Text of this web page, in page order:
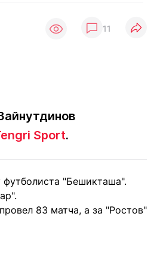
Путевые
Учебные
Светлая тема
11
Sport.
"Бешикташа".
83 матча, а за "Ростов"